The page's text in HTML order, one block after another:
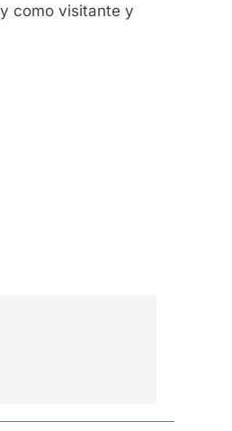
como visitante y